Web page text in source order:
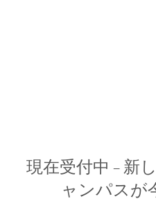
現在受付中 – 新
ャンパスが